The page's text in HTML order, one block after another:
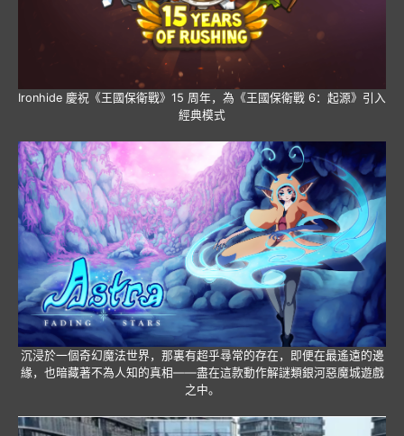
Ironhide 慶祝《王國保衛戰》15 周年，為《王國保衛戰 6：起源》引入
經典模式
沉浸於一個奇幻魔法世界，那裏有超乎尋常的存在，即便在最遙遠的邊
緣，也暗藏著不為人知的真相——盡在這款動作解謎類銀河惡魔城遊戲
之中。